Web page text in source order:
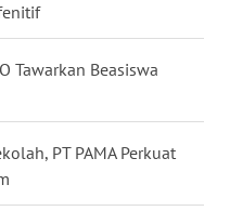
Tawarkan Beasiswa
PT PAMA Perkuat